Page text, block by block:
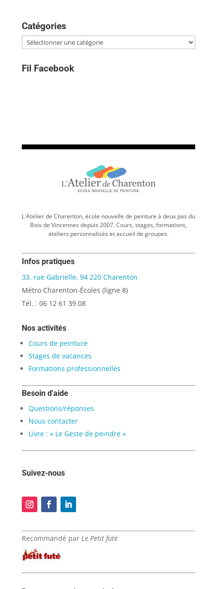
Catégories
Catégories
Fil Facebook
L'Atelier de Charenton, école nouvelle de peinture à deux pas du
Bois de Vincennes depuis 2007. Cours, stages, formations,
ateliers personnalisés et accueil de groupes.
Infos pratiques
33, rue Gabrielle, 94 220 Charenton
Métro Charenton-Écoles (ligne 8)
Tél. : 06 12 61 39 08
Nos activités
Cours de peinture
Stages de vacances
Formations professionnelles
Besoin d'aide
Questions/réponses
Nous contacter
Livre : « Le Geste de peindre »
Suivez-nous
Recommandé par Le Petit futé